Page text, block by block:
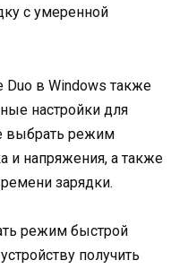
с умеренной
в Windows также
настройки для
выбрать режим
и напряжения, а также
зарядки.
режим быстрой
получить